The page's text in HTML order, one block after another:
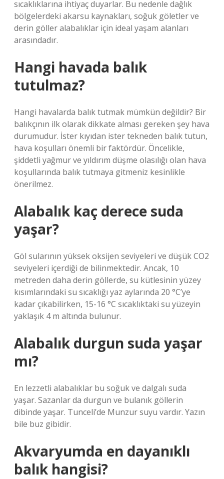
sıcaklıklarına ihtiyaç duyarlar. Bu nedenle dağlık
bölgelerdeki akarsu kaynakları, soğuk göletler ve
derin göller alabalıklar için ideal yaşam alanları
arasındadır.
Hangi havada balık
tutulmaz?
Hangi havalarda balık tutmak mümkün değildir? Bir
balıkçının ilk olarak dikkate alması gereken şey hava
durumudur. İster kıyıdan ister tekneden balık tutun,
hava koşulları önemli bir faktördür. Öncelikle,
şiddetli yağmur ve yıldırım düşme olasılığı olan hava
koşullarında balık tutmaya gitmeniz kesinlikle
önerilmez.
Alabalık kaç derece suda
yaşar?
Göl sularının yüksek oksijen seviyeleri ve düşük CO2
seviyeleri içerdiği de bilinmektedir. Ancak, 10
metreden daha derin göllerde, su kütlesinin yüzey
kısımlarındaki su sıcaklığı yaz aylarında 20 °C’ye
kadar çıkabilirken, 15-16 °C sıcaklıktaki su yüzeyin
yaklaşık 4 m altında bulunur.
Alabalık durgun suda yaşar
mı?
En lezzetli alabalıklar bu soğuk ve dalgalı suda
yaşar. Sazanlar da durgun ve bulanık göllerin
dibinde yaşar. Tunceli’de Munzur suyu vardır. Yazın
bile buz gibidir.
Akvaryumda en dayanıklı
balık hangisi?